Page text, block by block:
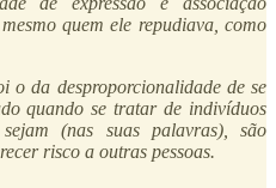
quem ele repudiava, como
o da desproporcionalidade de se
quando se tratar de indivíduos
(nas suas palavras), são
risco a outras pessoas.